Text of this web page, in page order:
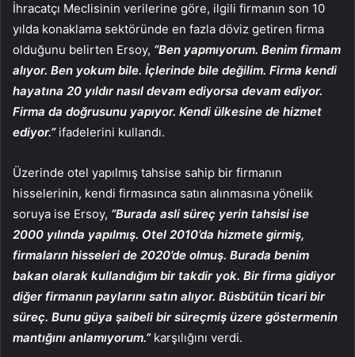
İhracatçı Meclisinin verilerine göre, ilgili firmanın son 10
yılda konaklama sektöründe en fazla döviz getiren firma
olduğunu belirten Ersoy, “Ben yapmıyorum. Benim firmam
alıyor. Ben yokum bile. İçlerinde bile değilim. Firma kendi
hayatına 20 yıldır nasıl devam ediyorsa devam ediyor.
Firma da doğrusunu yapıyor. Kendi ülkesine de hizmet
ediyor.”ifadelerini kullandı.
Üzerinde otel yapılmış tahsise sahip bir firmanın
hisselerinin, kendi firmasınca satın alınmasına yönelik
soruya ise Ersoy, “Burada asli süreç yerin tahsisi ise
2000 yılında yapılmış. Otel 2010’da hizmete girmiş,
firmaların hisseleri de 2020’de olmuş. Burada benim
bakan olarak kullandığım bir takdir yok. Bir firma gidiyor
diğer firmanın paylarını satın alıyor. Büsbütün ticari bir
süreç. Bunu güya şaibeli bir süreçmiş üzere göstermenin
mantığını anlamıyorum.” karşılığını verdi.